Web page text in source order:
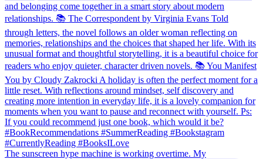
The sunscreen hype machine is working overtime. My